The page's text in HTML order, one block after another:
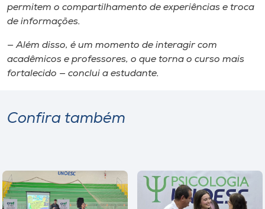
permitem o compartilhamento de experiências e troca
de informações.
— Além disso, é um momento de interagir com
acadêmicos e professores, o que torna o curso mais
fortalecido — conclui a estudante.
Confira também